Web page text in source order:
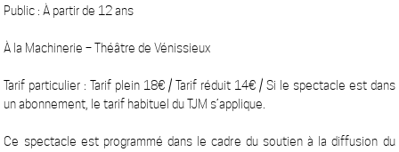
Public : À partir de 12 ans
À la Machinerie – Théâtre de Vénissieux
Tarif particulier : Tarif plein 18€ / Tarif réduit 14€ / Si le spectacle est dans
un abonnement, le tarif habituel du TJM s’applique.
Ce spectacle est programmé dans le cadre du soutien à la diffusion du